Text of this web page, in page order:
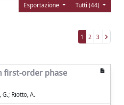
Tutti (44)
Esportazione
1 2 3
first-order phase
Riotto, A.